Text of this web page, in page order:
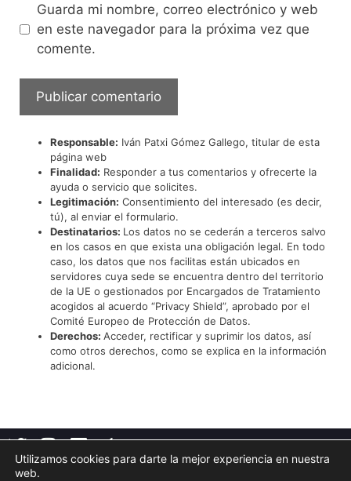
Guarda mi nombre, correo electrónico y web
en este navegador para la próxima vez que
comente.
Responsable: Iván Patxi Gómez Gallego, titular de esta
página web
Finalidad: Responder a tus comentarios y ofrecerte la
ayuda o servicio que solicites.
Legitimación: Consentimiento del interesado (es decir,
tú), al enviar el formulario.
Destinatarios: Los datos no se cederán a terceros salvo
en los casos en que exista una obligación legal. En todo
caso, los datos que nos facilitas están ubicados en
servidores cuya sede se encuentra dentro del territorio
de la UE o gestionados por Encargados de Tratamiento
acogidos al acuerdo “Privacy Shield”, aprobado por el
Comité Europeo de Protección de Datos.
Derechos: Acceder, rectificar y suprimir los datos, así
como otros derechos, como se explica en la información
adicional.
Utilizamos cookies para darte la mejor experiencia en nuestra
web.